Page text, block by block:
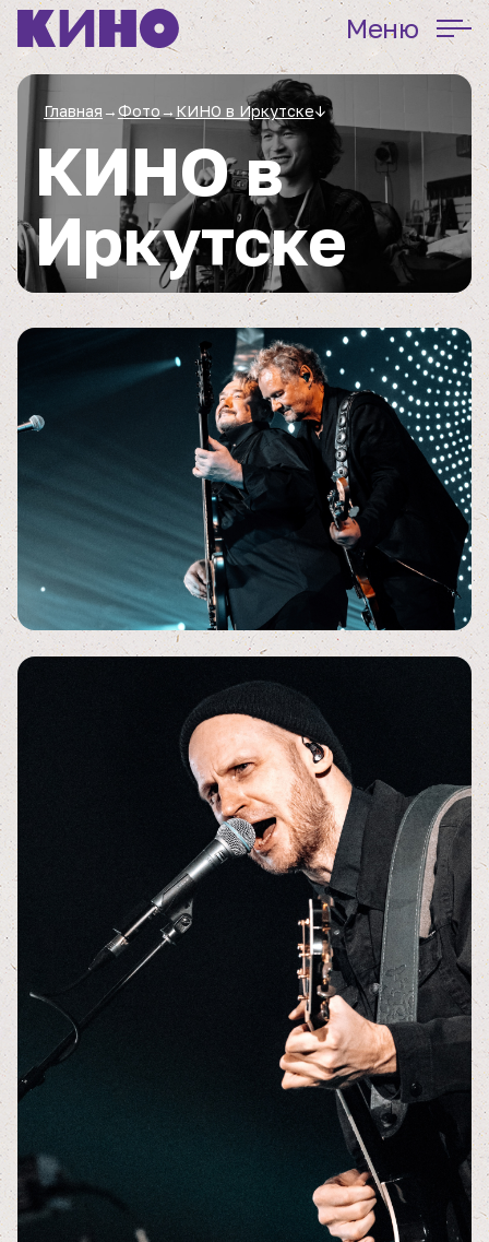
Меню
Главная →Фото → КИНО в Иркутске↓
КИНО в
Иркутске